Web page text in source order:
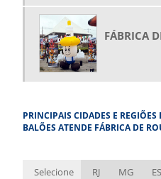
COMPRAR ROOFTOP
COMPRAR TENDA INFLÁVEL
COMPRAR TÚNEL INFLÁVEL
EMPRESA DE BONECOS
EMPRESA DE INFLÁVEIS
FÁBRICA
PRINCIPAIS CIDADES E
BALÕES ATENDE FÁBRICA DE
Selecione RJ MG ES